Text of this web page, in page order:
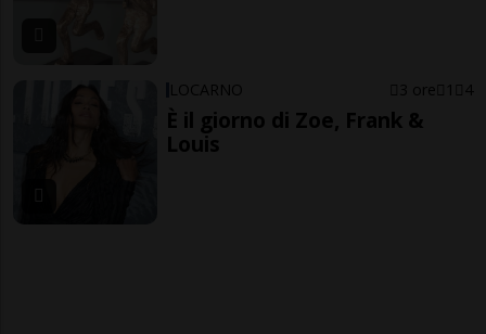
LOCARNO 3 ore 1 4
È il giorno di Zoe, Frank &
Louis